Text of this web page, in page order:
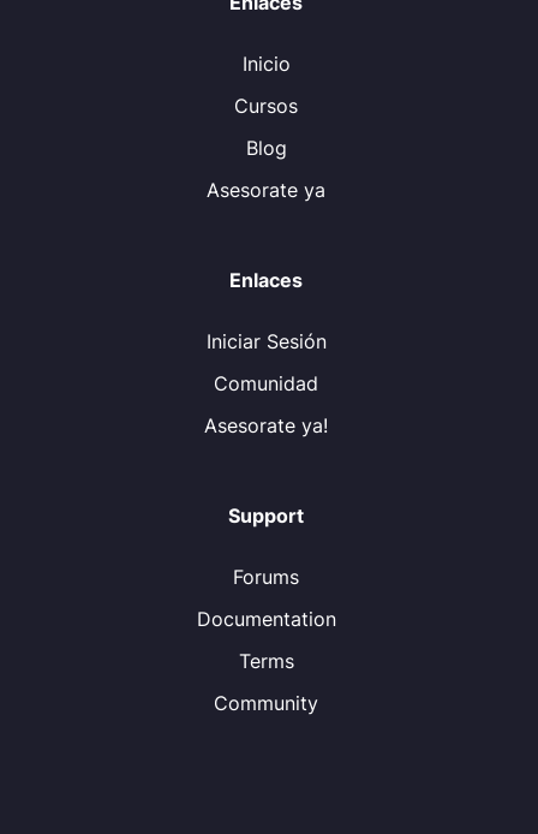
Inicio
Cursos
Blog
Asesorate ya
Enlaces
Iniciar Sesión
Comunidad
Asesorate ya!
Support
Forums
Documentation
Terms
Community